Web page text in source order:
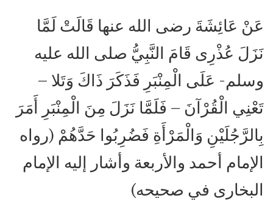
نَزَلَ عُذْرِى قَامَ النَّبِيُّ صلى الله عليه
وسلم- عَلَى الْمِنْبَرِ فَذَكَرَ ذَاكَ وَتَلا –
تَعْنِي الْقُرْآنَ – فَلَمَّا نَزَلَ مِنَ الْمِنْبَرِ أَمَرَ
بِالرَّجُلَيْنِ وَالْمَرْأَةِ فَضُرِبُوا حَدَّهُمْ (رواه
الإمام أحمد والأربعة وأشار إليه الإمام
البخارى في صحیحه)